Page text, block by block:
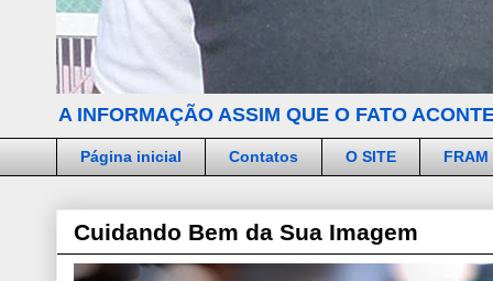
A INFORMAÇÃO ASSIM QUE O FATO
Página inicial Contatos O SITE FRAM
Cuidando Bem da Sua Imagem